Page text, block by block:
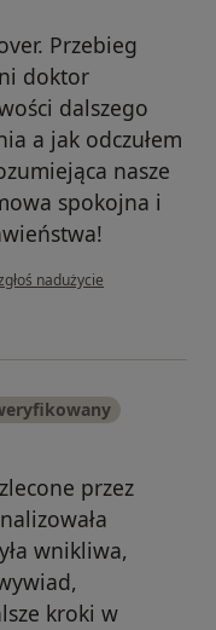
Przebieg
doktor
dalszego
a jak odczułem
nasze
spokojna i
opinii użytkownika Marcin
nadużycie
przez
wnikliwa,
kroki w